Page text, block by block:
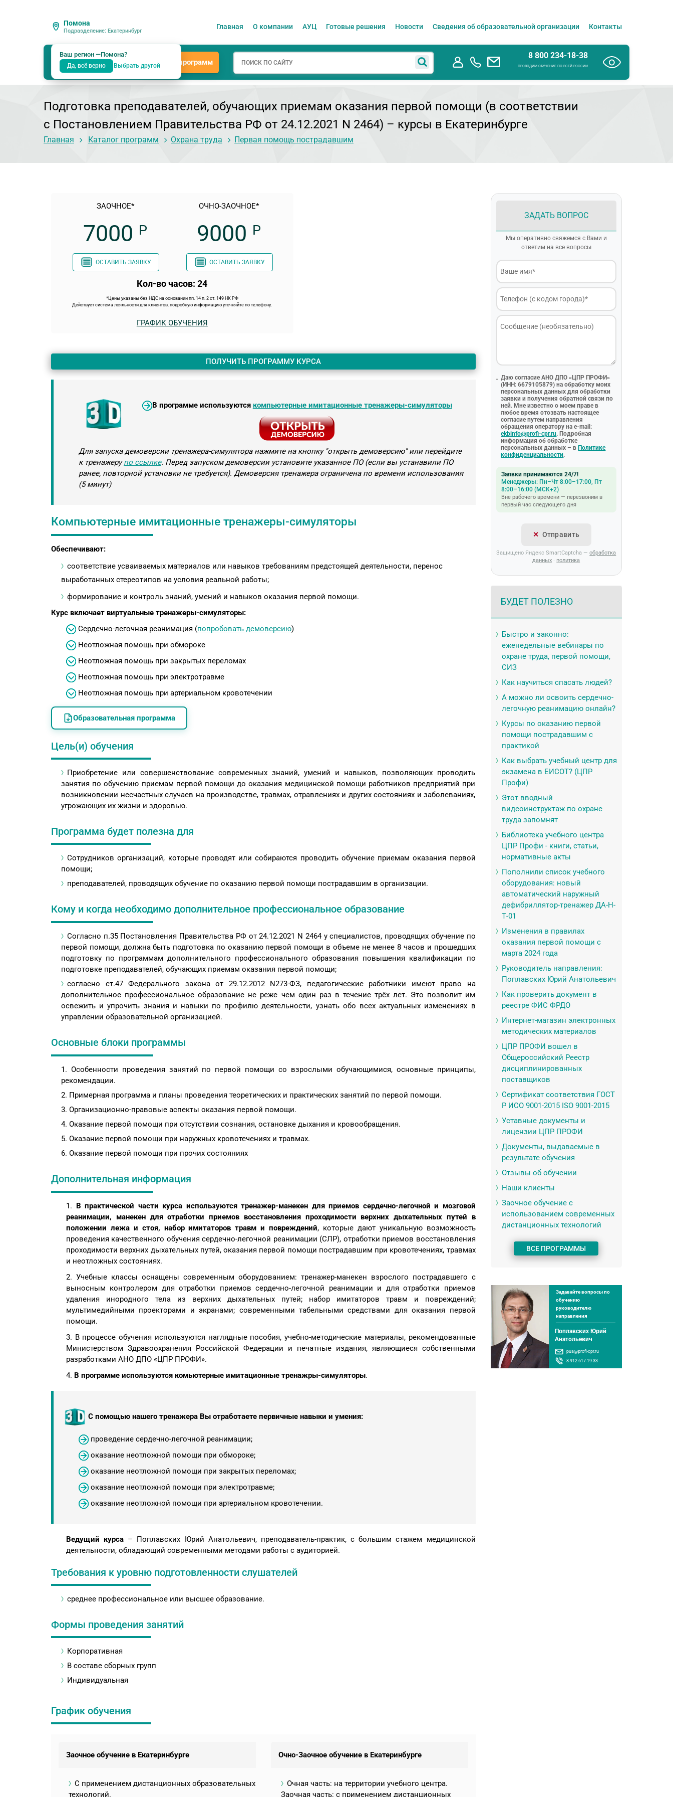
Помона
Подразделение: Екатеринбург
Ваш регион —Помона?
Да, всё верно Выбрать другой
Главная О компании АУЦ Готовые решения Новости Сведения об образовательной организации Контакты
Каталог программ
8 800 234-18-38
ПРОВОДИМ ОБУЧЕНИЕ ПО ВСЕЙ РОССИИ
Подготовка преподавателей, обучающих приемам оказания первой помощи (в соответствии
с Постановлением Правительства РФ от 24.12.2021 N 2464) – курсы в Екатеринбурге
Главная Каталог программ Охрана труда Первая помощь пострадавшим
ЗАОЧНОЕ*
7000 Р
ОСТАВИТЬ ЗАЯВКУ
ОЧНО-ЗАОЧНОЕ*
9000 Р
ОСТАВИТЬ ЗАЯВКУ
Кол-во часов: 24
*Цены указаны без НДС на основании пп. 14 п. 2 ст. 149 НК РФ
Действует система лояльности для клиентов, подробную информацию уточняйте по телефону.
ГРАФИК ОБУЧЕНИЯ
ПОЛУЧИТЬ ПРОГРАММУ КУРСА
В программе используются компьютерные имитационные тренажеры-симуляторы
Для запуска демоверсии тренажера-симулятора нажмите на кнопку "открыть демоверсию" или перейдите
к тренажерупо ссылке. Перед запуском демоверсии установите указанное ПО (если вы устанавили ПО
ранее, повторной установки не требуется). Демоверсия тренажера ограничена по времени использования
(5 минут)
Компьютерные имитационные тренажеры-симуляторы
Обеспечивают:
соответствие усваиваемых материалов или навыков требованиям предстоящей деятельности, перенос
выработанных стереотипов на условия реальной работы;
формирование и контроль знаний, умений и навыков оказания первой помощи.
Курс включает виртуальные тренажеры-симуляторы:
Сердечно-легочная реанимация (попробовать демоверсию)
Неотложная помощь при обмороке
Неотложная помощь при закрытых переломах
Неотложная помощь при электротравме
Неотложная помощь при артериальном кровотечении
Образовательная программа
Цель(и) обучения
Приобретение или совершенствование современных знаний, умений и навыков, позволяющих проводить
занятия по обучению приемам первой помощи до оказания медицинской помощи работников предприятий при
возникновении несчастных случаев на производстве, травмах, отравлениях и других состояниях и заболеваниях,
угрожающих их жизни и здоровью.
Программа будет полезна для
Сотрудников организаций, которые проводят или собираются проводить обучение приемам оказания первой
помощи;
преподавателей, проводящих обучение по оказанию первой помощи пострадавшим в организации.
Кому и когда необходимо дополнительное профессиональное образование
Cогласно п.35 Постановления Правительства РФ от 24.12.2021 N 2464 у специалистов, проводящих обучение по
первой помощи, должна быть подготовка по оказанию первой помощи в объеме не менее 8 часов и прошедших
подготовку по программам дополнительного профессионального образования повышения квалификации по
подготовке преподавателей, обучающих приемам оказания первой помощи;
согласно ст.47 Федерального закона от 29.12.2012 N273-ФЗ, педагогические работники имеют право на
дополнительное профессиональное образование не реже чем один раз в течение трёх лет. Это позволит им
освежить и упрочить знания и навыки по профилю деятельности, узнать обо всех актуальных изменениях в
управлении образовательной организацией.
Основные блоки программы
Особенности проведения занятий по первой помощи со взрослыми обучающимися, основные принципы,
рекомендации.
Примерная программа и планы проведения теоретических и практических занятий по первой помощи.
Организационно-правовые аспекты оказания первой помощи.
Оказание первой помощи при отсутствии сознания, остановке дыхания и кровообращения.
Оказание первой помощи при наружных кровотечениях и травмах.
Оказание первой помощи при прочих состояниях
Дополнительная информация
1. В практической части курса используются тренажер-манекен для приемов сердечно-легочной и мозговой
реанимации, манекен для отработки приемов восстановления проходимости верхних дыхательных путей в
положении лежа и стоя, набор имитаторов травм и повреждений, которые дают уникальную возможность
проведения качественного обучения сердечно-легочной реанимации (СЛР), отработки приемов восстановления
проходимости верхних дыхательных путей, оказания первой помощи пострадавшим при кровотечениях, травмах
и неотложных состояниях.
2. Учебные классы оснащены современным оборудованием: тренажер-манекен взрослого пострадавшего с
выносным контролером для отработки приемов сердечно-легочной реанимации и для отработки приемов
удаления инородного тела из верхних дыхательных путей; набор имитаторов травм и повреждений;
мультимедийными проекторами и экранами; современными табельными средствами для оказания первой
помощи.
3. В процессе обучения используются наглядные пособия, учебно-методические материалы, рекомендованные
Министерством Здравоохранения Российской Федерации и печатные издания, являющиеся собственными
разработками АНО ДПО «ЦПР ПРОФИ».
4. В программе используются комьютерные имитационные тренажры-симуляторы.
С помощью нашего тренажера Вы отработаете первичные навыки и умения:
проведение сердечно-легочной реанимации;
оказание неотложной помощи при обмороке;
оказание неотложной помощи при закрытых переломах;
оказание неотложной помощи при электротравме;
оказание неотложной помощи при артериальном кровотечении.
Ведущий курса – Поплавских Юрий Анатольевич, преподаватель-практик, с большим стажем медицинской
деятельности, обладающий современными методами работы с аудиторией.
Требования к уровню подготовленности слушателей
среднее профессиональное или высшее образование.
Формы проведения занятий
Корпоративная
В составе сборных групп
Индивидуальная
График обучения
Заочное обучение в Екатеринбурге
С применением дистанционных образовательных
технологий.
Очно-Заочное обучение в Екатеринбурге
Очная часть: на территории учебного центра.
Заочная часть: с применением дистанционных
ЗАДАТЬ ВОПРОС
Мы оперативно свяжемся с Вами и
ответим на все вопросы
Даю согласие АНО ДПО «ЦПР ПРОФИ»
(ИНН: 6679105879) на обработку моих
персональных данных для обработки
заявки и получения обратной связи по
ней. Мне известно о моем праве в
любое время отозвать настоящее
согласие путем направления
обращения оператору на e-mail:
ekbinfo@profi-cpr.ru. Подробная
информация об обработке
персональных данных – в Политике
конфиденциальности.
Заявки принимаются 24/7!
Менеджеры: Пн–Чт 8:00–17:00, Пт
8:00–16:00 (МСК+2)
Вне рабочего времени — перезвоним в
первый час следующего дня
Отправить
Защищено Яндекс SmartCaptcha —обработка
данных · политика
БУДЕТ ПОЛЕЗНО
Быстро и законно:
еженедельные вебинары по
охране труда, первой помощи,
СИЗ
Как научиться спасать людей?
А можно ли освоить сердечно-
легочную реанимацию онлайн?
Курсы по оказанию первой
помощи пострадавшим с
практикой
Как выбрать учебный центр для
экзамена в ЕИСОТ? (ЦПР
Профи)
Этот вводный
видеоинструктаж по охране
труда запомнят
Библиотека учебного центра
ЦПР Профи - книги, статьи,
нормативные акты
Пополнили список учебного
оборудования: новый
автоматический наружный
дефибриллятор-тренажер ДА-Н-
Т-01
Изменения в правилах
оказания первой помощи с
марта 2024 года
Руководитель направления:
Поплавских Юрий Анатольевич
Как проверить документ в
реестре ФИС ФРДО
Интернет-магазин электронных
методических материалов
ЦПР ПРОФИ вошел в
Общероссийский Реестр
дисциплинированных
поставщиков
Сертификат соответствия ГОСТ
Р ИСО 9001-2015 ISO 9001-2015
Уставные документы и
лицензии ЦПР ПРОФИ
Документы, выдаваемые в
результате обучения
Отзывы об обучении
Наши клиенты
Заочное обучение с
использованием современных
дистанционных технологий
ВСЕ ПРОГРАММЫ
Задавайте вопросы по
обучению
руководителю
направления
Поплавских Юрий
Анатольевич
pua@profi-cpr.ru
8-912-617-19-33